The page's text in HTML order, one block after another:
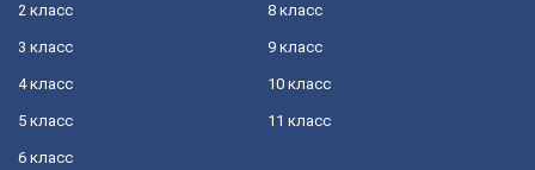
2 класс
3 класс
4 класс
5 класс
6 класс
8 класс
9 класс
10 класс
11 класс